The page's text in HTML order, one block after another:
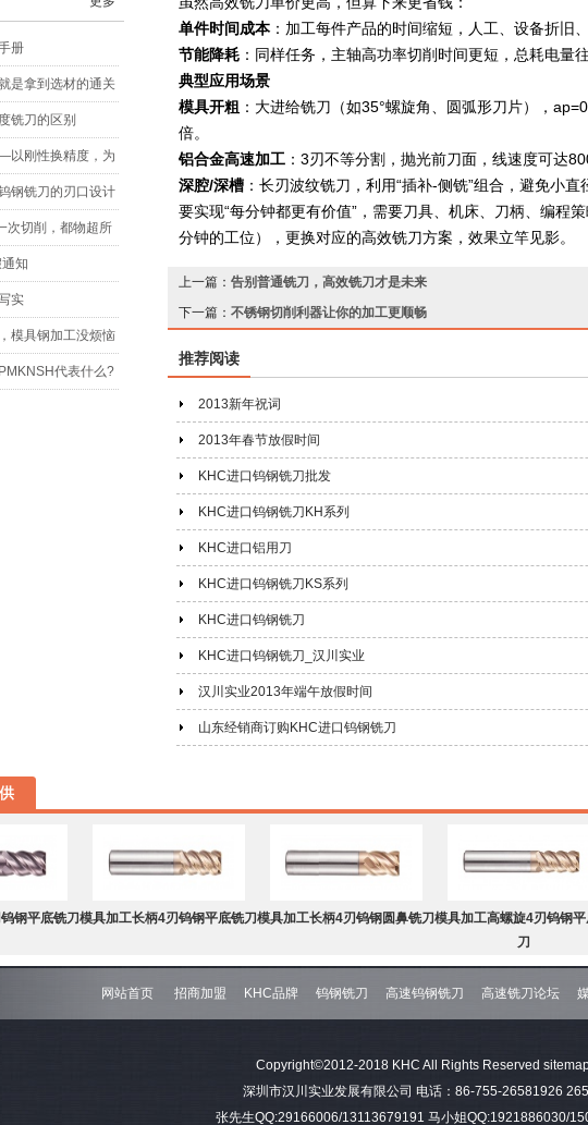
单件时间成本：加工每件产品的时间缩短，人工、设备折旧
节能降耗 ：同样任务，主轴高功率切削时间更短，总耗电量
典型应用场景
模具开粗 ：大进给铣刀（如35°螺旋角、圆弧形刀片），
倍。
铝合金高速加工 ：3刃不等分割，抛光前刀面，线速度可达
深腔/深槽 ：长刃波纹铣刀，利用“插补-侧铣”组合，避免小直
要实现“每分钟都更有价值”，需要刀具、机床、刀柄、编程
分钟的工位），更换对应的高效铣刀方案，效果立竿见影。
上一篇： 告别普通铣刀，高效铣刀才是未来
下一篇： 不锈钢切削利器让你的加工更顺畅
推荐阅读
2013新年祝词
2013年春节放假时间
KHC进口钨钢铣刀批发
KHC进口钨钢铣刀KH系列
KHC进口铝用刀
KHC进口钨钢铣刀KS系列
KHC进口钨钢铣刀
KHC进口钨钢铣刀_汉川实业
汉川实业2013年端午放假时间
山东经销商订购KHC进口钨钢铣刀
册
是拿到选材的通关
铣刀的区别
刚性换精度，为
钢铣刀的刃口设计
次切削，都物超所
知
实
模具钢加工没烦恼
代表什么?
钢平底铣刀模具加工长柄4刃钨钢平底铣刀模具加工长柄4刃钨钢圆鼻铣刀模具加工高螺旋4刃钨钢
刀
钢平底铣刀
网站首页 招商加盟 KHC品牌 钨钢铣刀 高速钨钢铣刀 高速铣刀论坛
Copyright©2012-2018 KHC All Rights Reserved
深圳市汉川实业发展有限公司 电话：86-755-26581926
张先生QQ:29166006/13113679191 马小姐QQ:1921886030/